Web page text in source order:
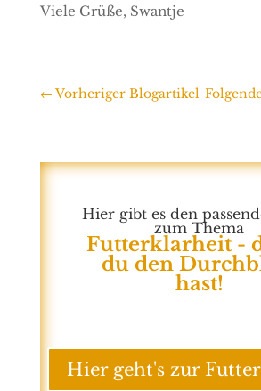
Viele Grüße, Swantje
←Vorheriger Blogartikel
Hier gibt es den
zum Thema
Futterklarheit -
du den
hast!
Hier geht's zur